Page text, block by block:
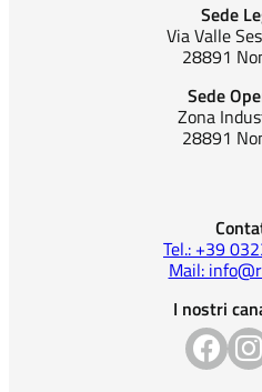
Sede
Via Valle
28891
Sede
Zona
28891
Tel.: +39
Mail:
I nostri